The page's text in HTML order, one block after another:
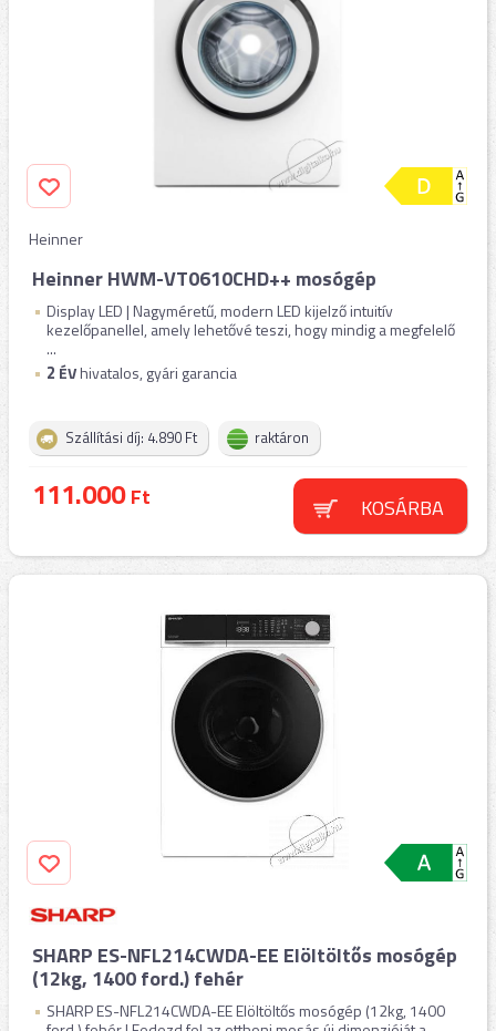
Heinner
Heinner HWM-VT0610CHD++ mosógép
Display LED | Nagyméretű, modern LED kijelző intuitív
kezelőpanellel, amely lehetővé teszi, hogy mindig a megfelelő
...
2 ÉVhivatalos, gyári garancia
Szállítási díj: 4.890 Ft raktáron
111.000Ft KOSÁRBA
SHARP ES-NFL214CWDA-EE Elöltöltős mosógép
(12kg, 1400 ford.) fehér
SHARP ES-NFL214CWDA-EE Elöltöltős mosógép (12kg, 1400